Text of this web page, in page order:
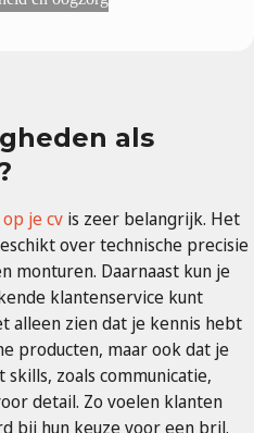
als
je cv is zeer belangrijk. Het
over technische precisie
monturen. Daarnaast kun je
klantenservice kunt
alleen zien dat je kennis hebt
producten, maar ook dat je
zoals communicatie,
detail. Zo voelen klanten
bij hun keuze voor een bril.